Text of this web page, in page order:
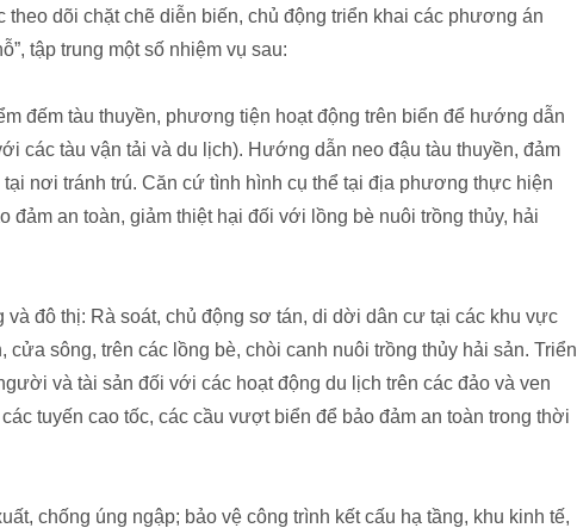
dõi chặt chẽ diễn biến, chủ động triển khai các phương án
tập trung một số nhiệm vụ sau:
đếm tàu thuyền, phương tiện hoạt động trên biển để hướng dẫn
các tàu vận tải và du lịch). Hướng dẫn neo đậu tàu thuyền, đảm
nơi tránh trú. Căn cứ tình hình cụ thể tại địa phương thực hiện
an toàn, giảm thiệt hại đối với lồng bè nuôi trồng thủy, hải
đô thị: Rà soát, chủ động sơ tán, di dời dân cư tại các khu vực
cửa sông, trên các lồng bè, chòi canh nuôi trồng thủy hải sản. Triển
và tài sản đối với các hoạt động du lịch trên các đảo và ven
tuyến cao tốc, các cầu vượt biển để bảo đảm an toàn trong thời
chống úng ngập; bảo vệ công trình kết cấu hạ tầng, khu kinh tế,